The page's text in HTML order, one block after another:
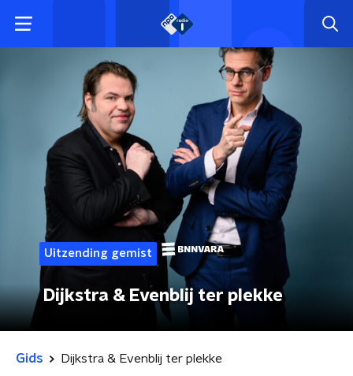
Uitzending gemist
Dijkstra & Evenblij ter plekke
Gids Dijkstra & Evenblij ter plekke